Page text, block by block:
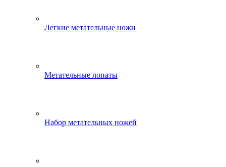
Легкие метательные ножи
Метательные лопаты
Набор метательных ножей